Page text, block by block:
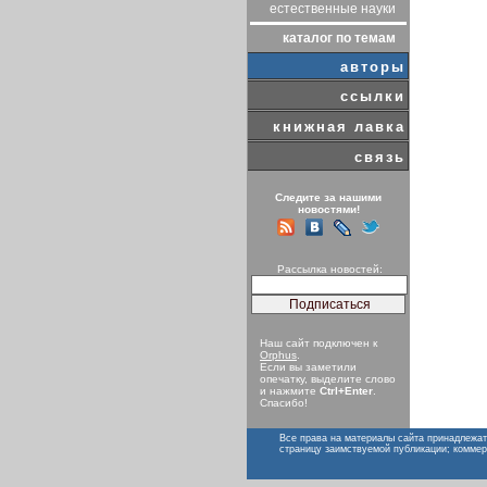
естественные науки
каталог по темам
авторы
ссылки
книжная лавка
связь
Следите за нашими
новостями!
Рассылка новостей:
Наш сайт подключен к
Orphus
Если вы заметили
опечатку, выделите слово
и нажмите Ctrl+Enter
Спасибо!
Все права на материалы сайта
страницу заимствуемой публикации;